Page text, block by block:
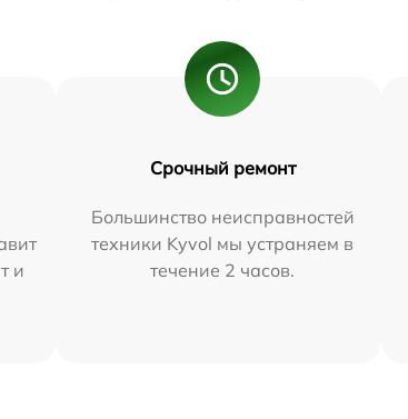
и
Срочный ремонт
Большинство неисправностей
техники Kyvol мы устраняем в
течение 2 часов.